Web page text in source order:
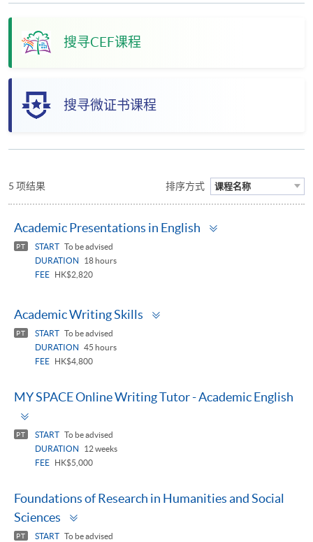
搜寻CEF课程
搜寻微证书课程
5 项结果 排序方式 课程名称
Academic Presentations in English
PT START To be advised
DURATION
18 hours
FEE
HK$2,820
Academic Writing Skills
PT START To be advised
DURATION
45 hours
FEE
HK$4,800
MY SPACE Online Writing Tutor - Academic English
PT START To be advised
DURATION
12 weeks
FEE
HK$5,000
Foundations of Research in Humanities and Social
Sciences
PT START To be advised